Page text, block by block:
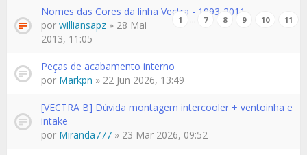
Nomes das Cores da linha Vectra - 1993-2011
1 … 7 8 9 10 11
por williansapz » 28 Mai
2013, 11:05
Peças de acabamento interno
por Markpn » 22 Jun 2026, 13:49
[VECTRA B] Dúvida montagem intercooler + ventoinha e
intake
por Miranda777 » 23 Mar 2026, 09:52